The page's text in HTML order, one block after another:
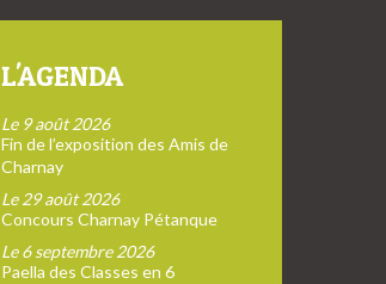
L'AGENDA
Le 9 août 2026
Fin de l’exposition des Amis de
Charnay
Le 29 août 2026
Concours Charnay Pétanque
Le 6 septembre 2026
Paella des Classes en 6